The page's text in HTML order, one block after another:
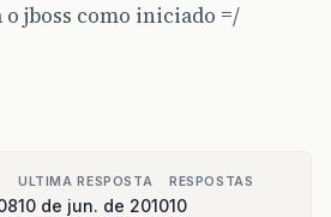
o jboss como iniciado =/
ULTIMA RESPOSTA
10 de jun. de 2010
RESPOSTAS
10